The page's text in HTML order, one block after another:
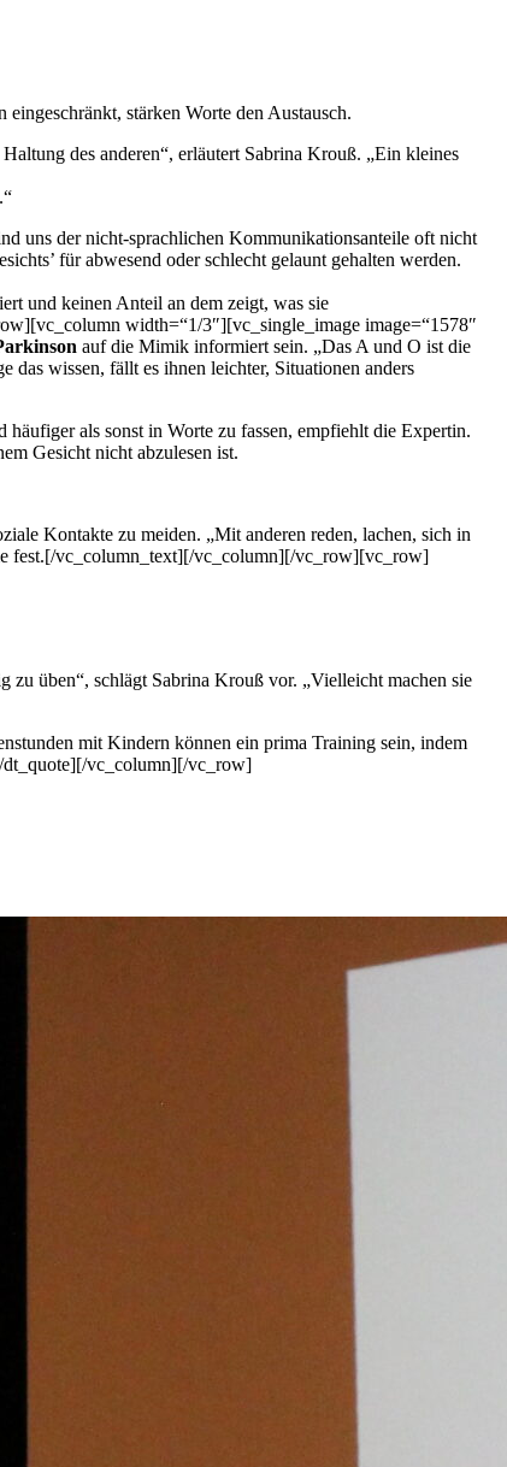
stärken Worte den Austausch.
des anderen“, erläutert Sabrina Krouß. „Ein kleines
uns der nicht-sprachlichen Kommunikationsanteile oft nicht
für abwesend oder schlecht gelaunt gehalten werden.
und keinen Anteil an dem zeigt, was sie
width=“1/3″][vc_single_image image=“1578″
auf die Mimik informiert sein. „Das A und O ist die
wissen, fällt es ihnen leichter, Situationen anders
als sonst in Worte zu fassen, empfiehlt die Expertin.
Gesicht nicht abzulesen ist.
Kontakte zu meiden. „Mit anderen reden, lachen, sich in
fest.[/vc_column_text][/vc_column][/vc_row][vc_row]
üben“, schlägt Sabrina Krouß vor. „Vielleicht machen sie
mit Kindern können ein prima Training sein, indem
dt_quote][/vc_column][/vc_row]